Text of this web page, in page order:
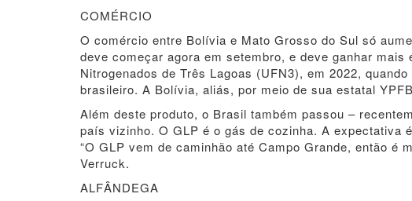
COMÉRCIO
O comércio entre Bolívia e Mato Grosso do Sul só
deve começar agora em setembro, e deve ganhar
Nitrogenados de Três Lagoas (UFN3), em 2022,
brasileiro. A Bolívia, aliás, por meio de sua estatal
Além deste produto, o Brasil também passou –
país vizinho. O GLP é o gás de cozinha. A expectativa
“O GLP vem de caminhão até Campo Grande, então é
Verruck.
ALFÂNDEGA